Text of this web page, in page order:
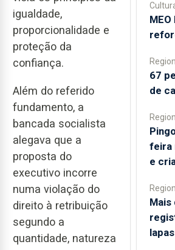
igualdade,
proporcionalidade e
proteção da
confiança.
Além do referido
fundamento, a
bancada socialista
alegava que a
proposta do
executivo incorre
numa violação do
direito à retribuição
segundo a
quantidade, natureza
67
de
feira
e